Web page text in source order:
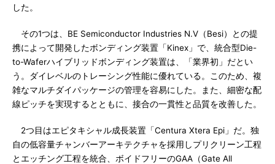
した。
その1つは、BE Semiconductor Industries N.V（Besi）との提
携によって開発したボンディング装置「Kinex」で、統合型Die-
to-Waferハイブリッドボンディング装置は、「業界初」だとい
う。ダイレベルのトレーシング性能に優れている。このため、複
雑なマルチダイパッケージの管理を容易にした。また、細密な配
線ピッチを実現するとともに、接合の一貫性と品質を改善した。
2つ目はエピタキシャル成長装置「Centura Xtera Epi」だ。独
自の低容量チャンバーアーキテクチャを採用しプリクリーン工程
とエッチング工程を統合、ボイドフリーのGAA（Gate All